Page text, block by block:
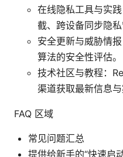
在线隐私工具与实
截、跨设备同步隐私
安全更新与威胁情
算法的安全性评估。
技术社区与教程：
渠道获取最新信息与
FAQ 区域
常见问题汇总
提供给新手的“快速启